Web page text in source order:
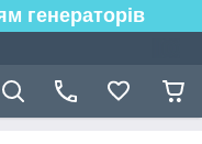
генераторів